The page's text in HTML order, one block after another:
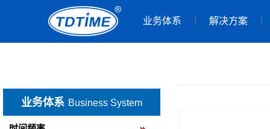
业务体系 解决方案
业务体系 Business System